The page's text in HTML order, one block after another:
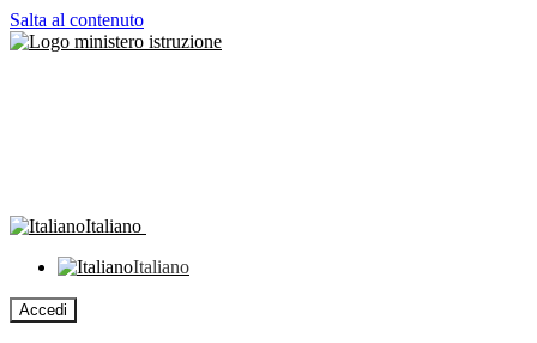
Salta al contenuto
Italiano
Italiano
Accedi